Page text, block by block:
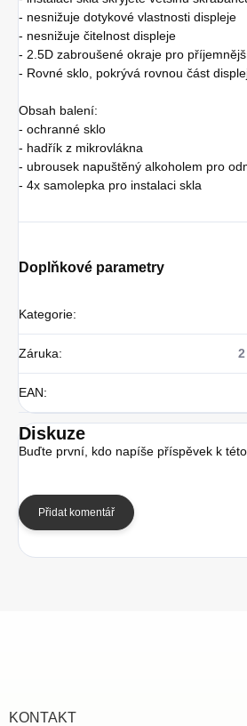
- nesnižuje dotykové vlastnosti displeje
- nesnižuje čitelnost displeje
- 2.5D zabroušené okraje pro
- Rovné sklo, pokrývá rovnou část
Obsah balení:
- ochranné sklo
- hadřík z mikrovlákna
- ubrousek napuštěný alkoholem pro
- 4x samolepka pro instalaci skla
Doplňkové parametry
Kategorie:
Záruka:
EAN:
Diskuze
Buďte první, kdo napíše příspěvek k této
Přidat komentář
KONTAKT